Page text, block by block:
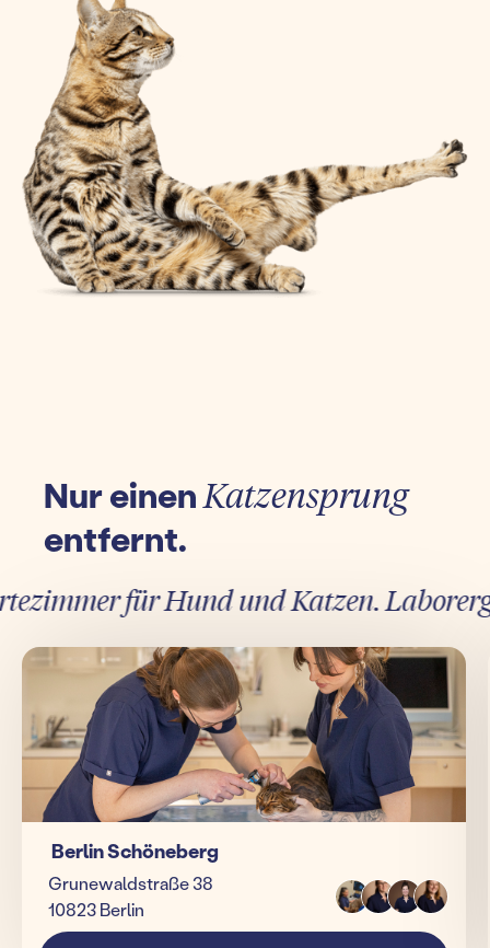
Nur einenKatzensprung
entfernt.
für Hund und Katzen.
Berlin Schöneberg
Grunewaldstraße 38
10823 Berlin